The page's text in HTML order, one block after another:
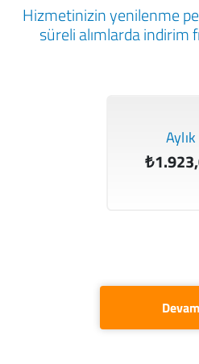
Hizmetinizin yenilenme
süreli alımlarda indirim
Aylık
Devam